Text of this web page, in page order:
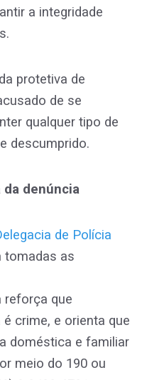
a integridade
protetiva de
de se
qualquer tipo de
descumprido.
denúncia
de Polícia
tomadas as
reforça que
crime, e orienta que
doméstica e familiar
meio do 190 ou